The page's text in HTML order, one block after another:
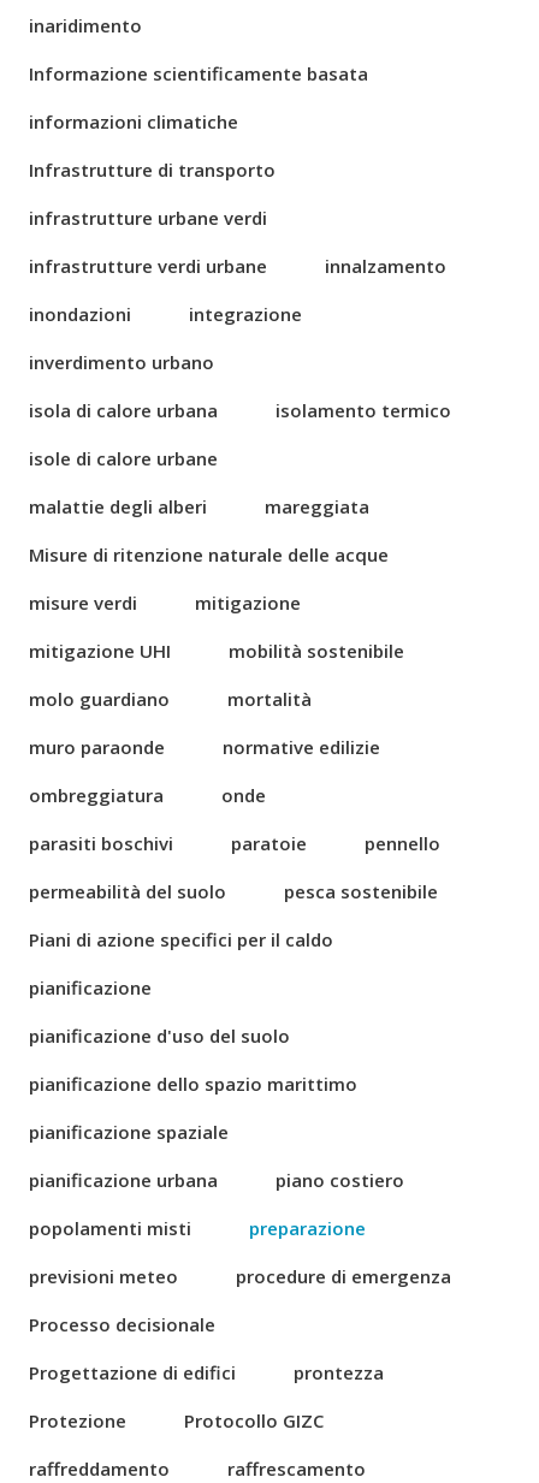
inaridimento
Informazione scientificamente basata
informazioni climatiche
Infrastrutture di transporto
infrastrutture urbane verdi
infrastrutture verdi urbane
innalzamento
inondazioni
integrazione
inverdimento urbano
isola di calore urbana
isolamento termico
isole di calore urbane
malattie degli alberi
mareggiata
Misure di ritenzione naturale delle acque
misure verdi
mitigazione
mitigazione UHI
mobilità sostenibile
molo guardiano
mortalità
muro paraonde
normative edilizie
ombreggiatura
onde
parasiti boschivi
paratoie
pennello
permeabilità del suolo
pesca sostenibile
Piani di azione specifici per il caldo
pianificazione
pianificazione d'uso del suolo
pianificazione dello spazio marittimo
pianificazione spaziale
pianificazione urbana
piano costiero
popolamenti misti
preparazione
previsioni meteo
procedure di emergenza
Processo decisionale
Progettazione di edifici
prontezza
Protezione
Protocollo GIZC
raffreddamento
raffrescamento